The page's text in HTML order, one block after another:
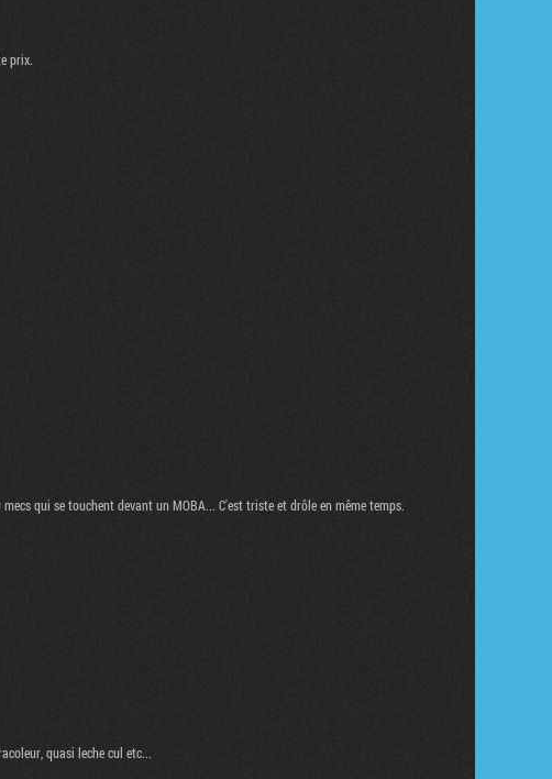
prix.
qui se touchent devant un MOBA... C'est triste et drôle en même temps.
quasi leche cul etc...